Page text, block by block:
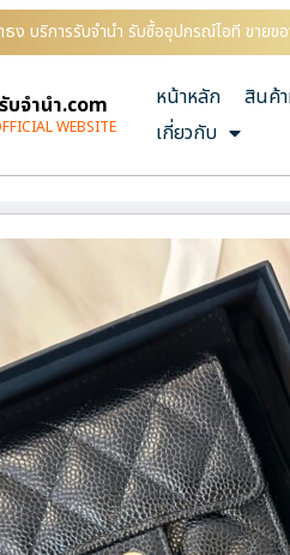
ง บริการรับจำนำ รับซื้ออุปกรณ์ไอที ขาย
รับจํานํา.com
WEBSITE
หน้าหลัก สินค้
เกี่ยวกับ